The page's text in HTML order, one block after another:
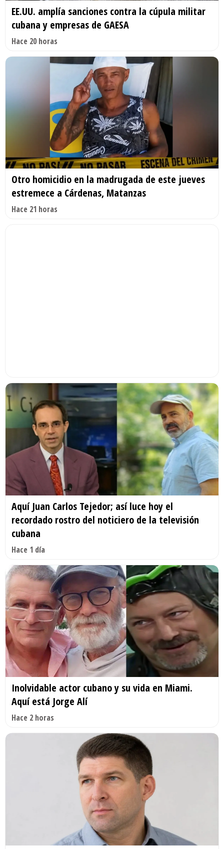
EE.UU. amplía sanciones contra la cúpula militar
cubana y empresas de GAESA
Hace 20 horas
Otro homicidio en la madrugada de este jueves
estremece a Cárdenas, Matanzas
Hace 21 horas
Aquí Juan Carlos Tejedor; así luce hoy el
recordado rostro del noticiero de la televisión
cubana
Hace 1 día
Inolvidable actor cubano y su vida en Miami.
Aquí está Jorge Alí
Hace 2 horas